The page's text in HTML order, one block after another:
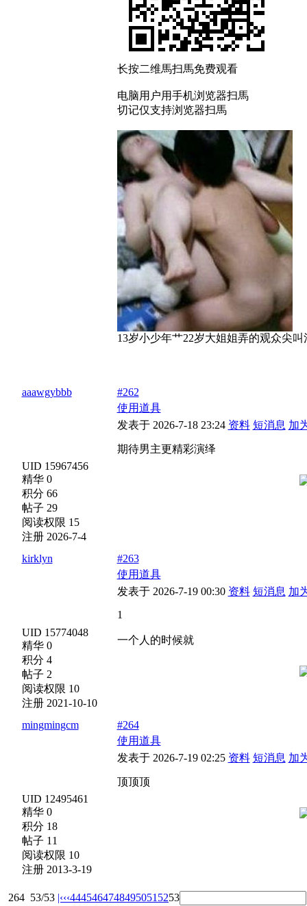
长按二维馬扫馬免费观看
电脑用户用手机浏览器扫馬
切记仅支持浏览器扫馬
13岁小少年艹22岁大姐姐弄的观众尖
aaawgybbb
UID 15967456
精华 0
积分 66
帖子 29
阅读权限 15
注册 2026-7-4
#262
使用道具
发表于 2026-7-18 23:24 资料 短消息 加
期待男主更精彩演绎
kirklyn
UID 15774048
精华 0
积分 4
帖子 2
阅读权限 10
注册 2021-10-10
#263
使用道具
发表于 2026-7-19 00:30 资料 短消息 加
1
一个人的时候就
mingmingcm
UID 12495461
精华 0
积分 18
帖子 11
阅读权限 10
注册 2013-3-19
#264
使用道具
发表于 2026-7-19 02:25 资料 短消息 加
顶顶顶
264 53/53 |‹‹‹4445464748495051 5253